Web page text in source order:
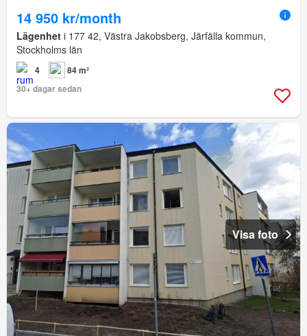
14 950 kr/month
Lägenhet i 177 42, Västra Jakobsberg, Järfälla kommun,
Stockholms län
4
84 m²
30+ dagar sedan
Visa foto